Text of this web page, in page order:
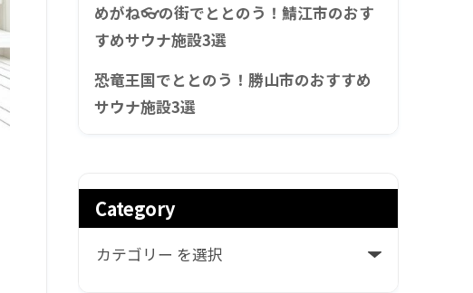
めがね👓の街でととのう！鯖江市のおす
すめサウナ施設3選
恐竜王国でととのう！勝山市のおすすめ
サウナ施設3選
Category